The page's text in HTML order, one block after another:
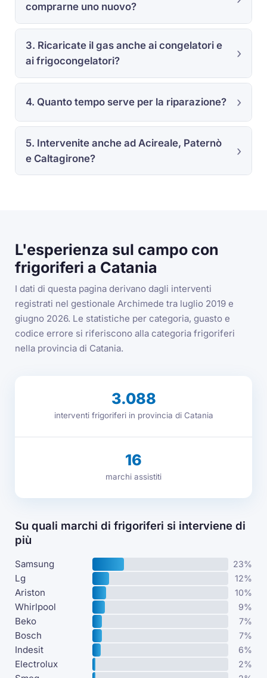
comprarne uno nuovo?
3. Ricaricate il gas anche ai congelatori e
ai frigocongelatori?
4. Quanto tempo serve per la riparazione?
5. Intervenite anche ad Acireale, Paternò
e Caltagirone?
L'esperienza sul campo con
frigoriferi a Catania
I dati di questa pagina derivano dagli interventi
registrati nel gestionale Archimede tra luglio 2019 e
giugno 2026. Le statistiche per categoria, guasto e
codice errore si riferiscono alla categoria frigoriferi
nella provincia di Catania.
3.088
interventi frigoriferi in provincia di Catania
16
marchi assistiti
Su quali marchi di frigoriferi si interviene di
più
Samsung 23%
Lg 12%
Ariston 10%
Whirlpool 9%
Beko 7%
Bosch 7%
Indesit 6%
Electrolux 2%